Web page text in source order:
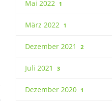
Mai 2022 1
März 2022 1
Dezember 2021 2
Juli 2021 3
Dezember 2020 1